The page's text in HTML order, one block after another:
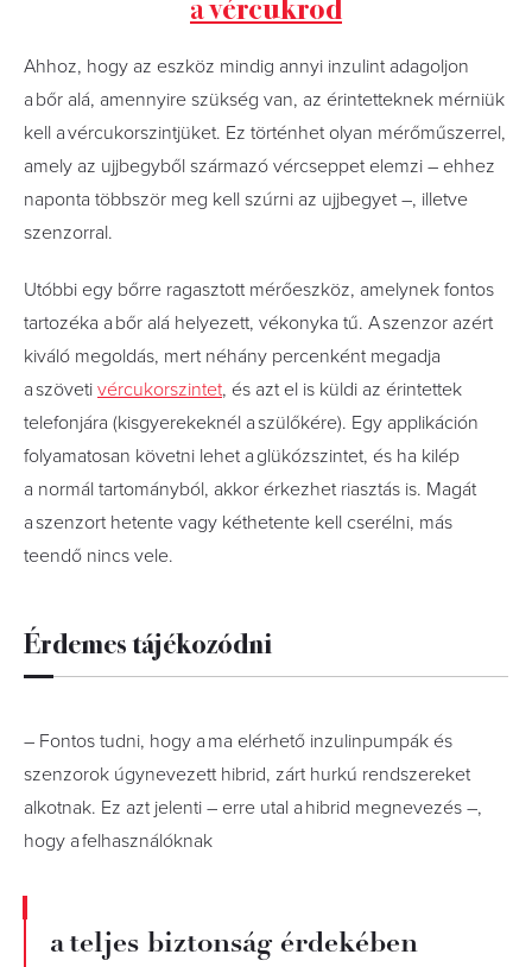
Ahhoz, hogy az eszköz mindig annyi inzulint adagoljon
a bőr alá, amennyire szükség van, az érintetteknek mérniük
kell a vércukorszintjüket. Ez történhet olyan mérőműszerrel,
amely az ujjbegyből származó vércseppet elemzi – ehhez
naponta többször meg kell szúrni az ujjbegyet –, illetve
szenzorral.
Utóbbi egy bőrre ragasztott mérőeszköz, amelynek fontos
tartozéka a bőr alá helyezett, vékonyka tű. A szenzor azért
kiváló megoldás, mert néhány percenként megadja
a szöveti vércukorszintet, és azt el is küldi az érintettek
telefonjára (kisgyerekeknél a szülőkére). Egy applikáción
folyamatosan követni lehet a glükózszintet, és ha kilép
a normál tartományból, akkor érkezhet riasztás is. Magát
a szenzort hetente vagy kéthetente kell cserélni, más
teendő nincs vele.
Érdemes tájékozódni
– Fontos tudni, hogy a ma elérhető inzulinpumpák és
szenzorok úgynevezett hibrid, zárt hurkú rendszereket
alkotnak. Ez azt jelenti – erre utal a hibrid megnevezés –,
hogy a felhasználóknak
a teljes biztonság érdekében